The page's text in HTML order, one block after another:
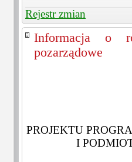
Rejestr zmian
Informacja o
pozarządowe
PROJEKTU
I